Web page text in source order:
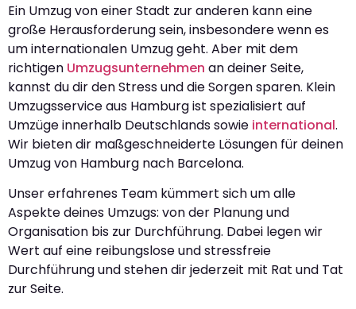
Ein Umzug von einer Stadt zur anderen kann eine
große Herausforderung sein, insbesondere wenn es
um internationalen Umzug geht. Aber mit dem
richtigen Umzugsunternehmen an deiner Seite,
kannst du dir den Stress und die Sorgen sparen. Klein
Umzugsservice aus Hamburg ist spezialisiert auf
Umzüge innerhalb Deutschlands sowie international.
Wir bieten dir maßgeschneiderte Lösungen für deinen
Umzug von Hamburg nach Barcelona.
Unser erfahrenes Team kümmert sich um alle
Aspekte deines Umzugs: von der Planung und
Organisation bis zur Durchführung. Dabei legen wir
Wert auf eine reibungslose und stressfreie
Durchführung und stehen dir jederzeit mit Rat und Tat
zur Seite.